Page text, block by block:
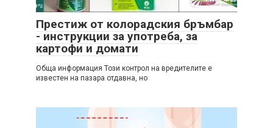
Престиж от колорадския бръмбар
- инструкции за употреба, за
картофи и домати
Обща информация Този контрол на вредителите е
известен на пазара отдавна, но